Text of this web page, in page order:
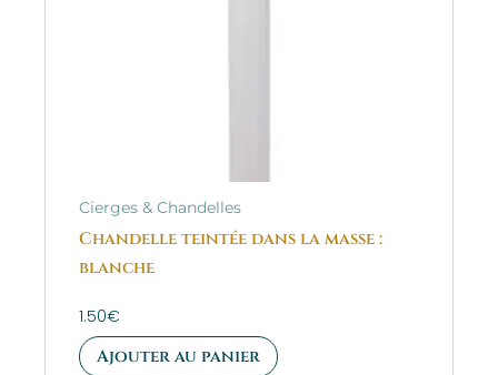
Cierges & Chandelles
Chandelle teintée dans la masse :
blanche
1.50€
Ajouter au panier